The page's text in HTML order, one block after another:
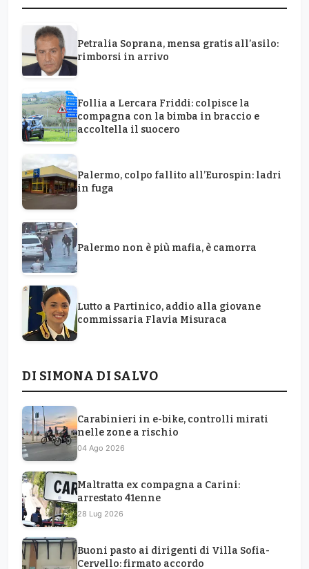
Petralia Soprana, mensa gratis all’asilo:
rimborsi in arrivo
Follia a Lercara Friddi: colpisce la
compagna con la bimba in braccio e
accoltella il suocero
Palermo, colpo fallito all’Eurospin: ladri
in fuga
Palermo non è più mafia, è camorra
Lutto a Partinico, addio alla giovane
commissaria Flavia Misuraca
DI SIMONA DI SALVO
Carabinieri in e-bike, controlli mirati
nelle zone a rischio
04 Ago 2026
Maltratta ex compagna a Carini:
arrestato 41enne
28 Lug 2026
Buoni pasto ai dirigenti di Villa Sofia-
Cervello: firmato accordo